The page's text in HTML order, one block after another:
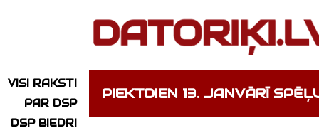
VISI RAKSTI
PAR DSP
DSP BIEDRI
PIEKTDIEN 13. JANVĀRĪ